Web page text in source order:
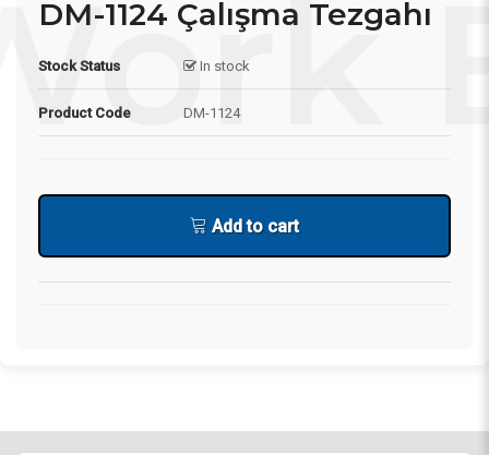
DM-1124 Çalışma Tezgahı
Stock Status In stock
Product Code DM-1124
Add to cart